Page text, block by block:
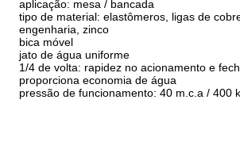
aplicação: mesa / bancada
tipo de material: elastômeros, ligas de
engenharia, zinco
bica móvel
jato de água uniforme
1/4 de volta: rapidez no acionamento e
proporciona economia de água
pressão de funcionamento: 40 m.c.a / 400